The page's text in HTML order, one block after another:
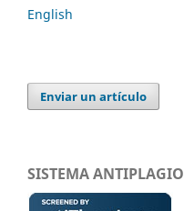
English
Enviar un artículo
SISTEMA ANTIPLAGIO